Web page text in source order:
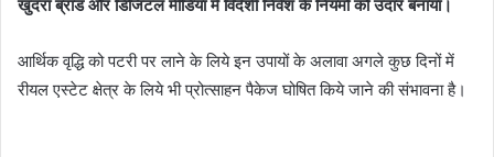
खुदरा ब्रांड और डिजिटल मीडिया में विदेशी निवेश के नियमों को उदार बनाया।
आर्थिक वृद्धि को पटरी पर लाने के लिये इन उपायों के अलावा अगले कुछ दिनों में
रीयल एस्टेट क्षेत्र के लिये भी प्रोत्साहन पैकेज घोषित किये जाने की संभावना है।